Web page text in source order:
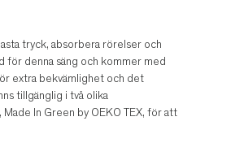
tryck, absorbera rörelser och
för denna säng och kommer med
extra bekvämlighet och det
tillgänglig i två olika
In Green by OEKO TEX, för att